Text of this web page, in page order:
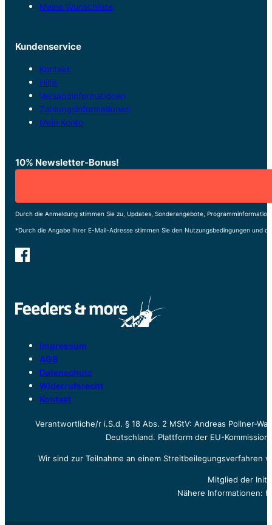
Meine Wunschliste
Kundenservice
Kontakt
Hilfe
Versandinformationen
Zahlungsinformationen
Mein Konto
10% Newsletter-Bonus!
Durch die Anmeldung stimmen Sie zu, Updates, Sonderangebote,
*Durch die Angabe Ihrer E-Mail-Adresse stimmen Sie den Nutzungsbedingungen und
Impressum
AGB
Datenschutz
Widerrufsrecht
Kontakt
Verantwortliche/r i.S.d. § 18 Abs. 2 MStV: Andreas Pollner-
Deutschland. Plattform der EU-
Wir sind zur Teilnahme an einem
Mitglied der
Nähere Informationen: